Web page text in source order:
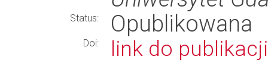
Status: Opublikowana
Doi: link do publikacji